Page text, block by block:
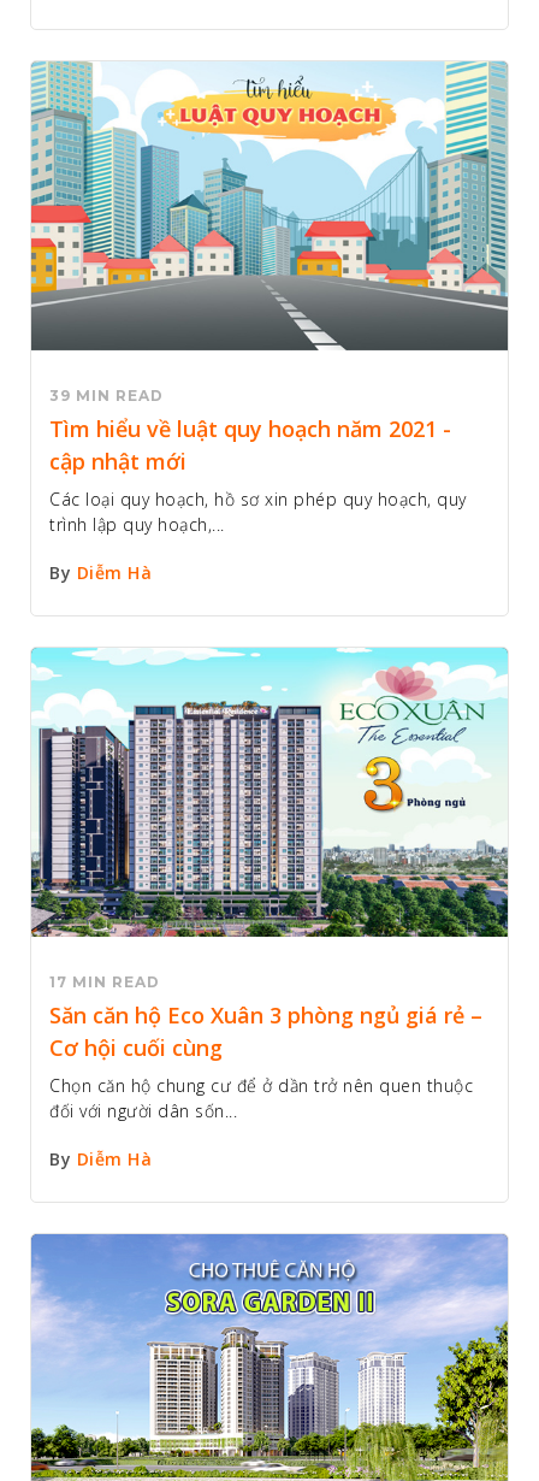
39 MIN READ
Tìm hiểu về luật quy hoạch năm 2021 -
cập nhật mới
Các loại quy hoạch, hồ sơ xin phép quy hoạch, quy
trình lập quy hoạch,...
By Diễm Hà
17 MIN READ
Săn căn hộ Eco Xuân 3 phòng ngủ giá rẻ –
Cơ hội cuối cùng
Chọn căn hộ chung cư để ở dần trở nên quen thuộc
đối với người dân sốn...
By Diễm Hà